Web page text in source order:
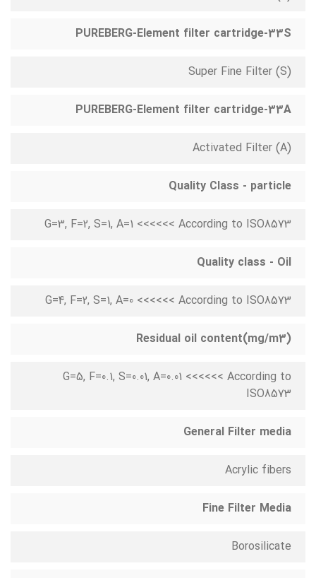
PUREBERG-Element filter cartridge-33S
Super Fine Filter (S)
PUREBERG-Element filter cartridge-33A
Activated Filter (A)
Quality Class - particle
G=3, F=2, S=1, A=1 <<<<<< According to ISO8573
Quality class - Oil
G=4, F=2, S=1, A=0 <<<<<< According to ISO8573
(Residual oil content(mg/m3
G=5, F=0.1, S=0.01, A=0.01 <<<<<< According to
ISO8573
General Filter media
Acrylic fibers
Fine Filter Media
Borosilicate